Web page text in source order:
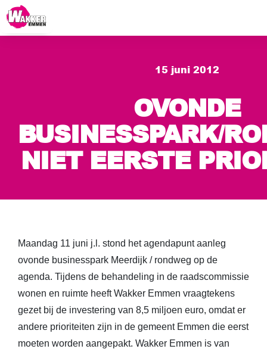
15 juni 2012
OVONDE
BUSINESSPARK/
NIET EERSTE
Maandag 11 juni j.l. stond het agendapunt aanleg
ovonde businesspark Meerdijk / rondweg op de
agenda. Tijdens de behandeling in de raadscommissie
wonen en ruimte heeft Wakker Emmen vraagtekens
gezet bij de investering van 8,5 miljoen euro, omdat er
andere prioriteiten zijn in de gemeent Emmen die eerst
moeten worden aangepakt. Wakker Emmen is van